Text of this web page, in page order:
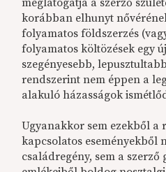
korábban elhunyt
folyamatos földszerzés
folyamatos költözések egy
szegényesebb,
rendszerint nem éppen a
alakuló házasságok
Ugyanakkor sem ezekből a
kapcsolatos eseményekből
családregény, sem a